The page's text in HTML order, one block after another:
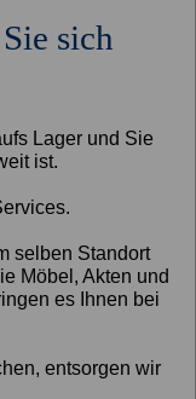
sich
Lager und Sie
ist.
selben Standort
Möbel, Akten und
es Ihnen bei
entsorgen wir